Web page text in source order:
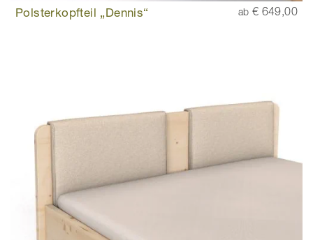
Polsterkopfteil „Dennis“ ab € 649,00